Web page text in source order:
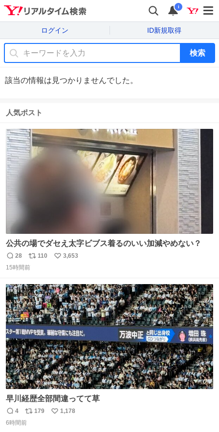
i
ログイン ID新規取得
検索
該当の情報は見つかりませんでした。
人気ポスト
公共の場でダセえ太字ビブス着るのいい加減やめない？
返
信
28
リ
ポ
ト
数
110
い
数
3,653
15時間前
早川経歴全部間違ってて草
返
信
4
リ
ポ
179
い
1,178
6時間前